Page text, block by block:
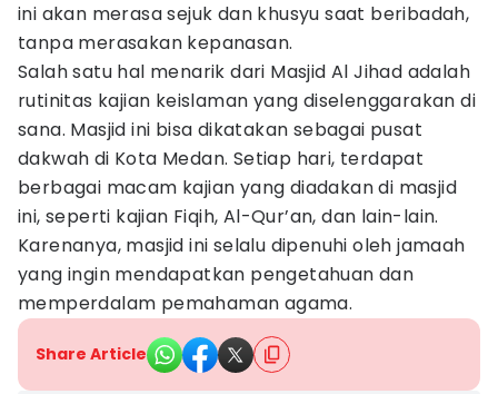
ini akan merasa sejuk dan khusyu saat beribadah,
tanpa merasakan kepanasan.
Salah satu hal menarik dari Masjid Al Jihad adalah
rutinitas kajian keislaman yang diselenggarakan di
sana. Masjid ini bisa dikatakan sebagai pusat
dakwah di Kota Medan. Setiap hari, terdapat
berbagai macam kajian yang diadakan di masjid
ini, seperti kajian Fiqih, Al-Qur’an, dan lain-lain.
Karenanya, masjid ini selalu dipenuhi oleh jamaah
yang ingin mendapatkan pengetahuan dan
memperdalam pemahaman agama.
Share Article